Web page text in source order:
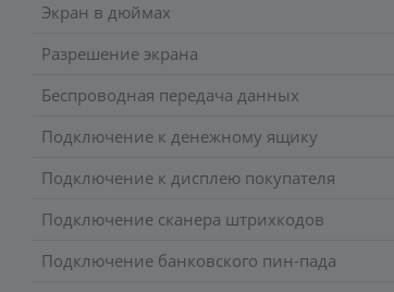
Экран в дюймах
Разрешение экрана
Беспроводная передача данных
Подключение к денежному ящику
Подключение к дисплею покупателя
Подключение сканера штрихкодов
Подключение банковского пин-пада